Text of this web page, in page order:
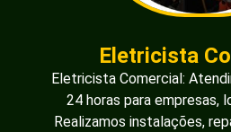
Eletricista
Eletricista Comercial:
24 horas para empresas,
Realizamos instalações,